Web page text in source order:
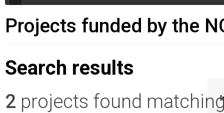
Projects funded by the
Search results
2 projects found